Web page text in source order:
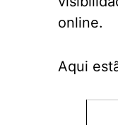
online.
Aqui